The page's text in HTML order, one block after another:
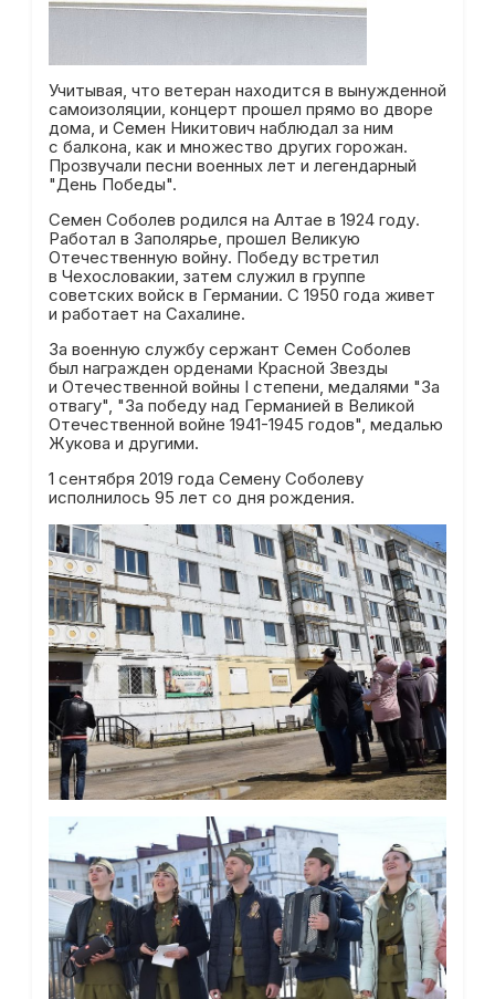
Учитывая, что ветеран находится в вынужденной
самоизоляции, концерт прошел прямо во дворе
дома, и Семен Никитович наблюдал за ним
с балкона, как и множество других горожан.
Прозвучали песни военных лет и легендарный
"День Победы".
Семен Соболев родился на Алтае в 1924 году.
Работал в Заполярье, прошел Великую
Отечественную войну. Победу встретил
в Чехословакии, затем служил в группе
советских войск в Германии. С 1950 года живет
и работает на Сахалине.
За военную службу сержант Семен Соболев
был награжден орденами Красной Звезды
и Отечественной войны I степени, медалями "За
отвагу", "За победу над Германией в Великой
Отечественной войне 1941-1945 годов", медалью
Жукова и другими.
1 сентября 2019 года Семену Соболеву
исполнилось 95 лет со дня рождения.